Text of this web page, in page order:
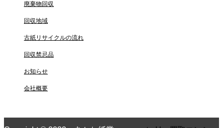
廃棄物回収
回収地域
古紙リサイクルの流れ
回収禁忌品
お知らせ
会社概要